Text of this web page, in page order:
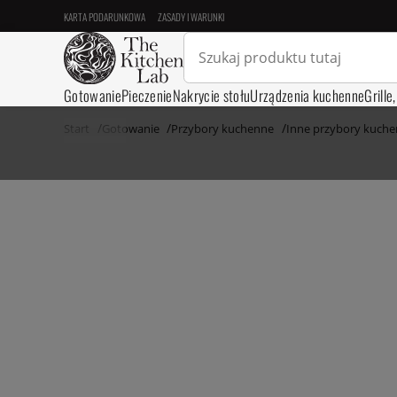
KARTA PODARUNKOWA ZASADY I WARUNKI
GotowaniePieczenieNakrycie stołuUrządzenia kuchenne
Start Gotowanie Przybory kuchenne Inne przybory